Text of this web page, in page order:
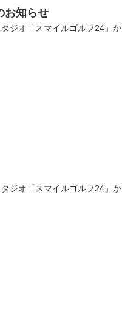
お知らせ
ジオ「スマイルゴルフ24」か
ジオ「スマイルゴルフ24」